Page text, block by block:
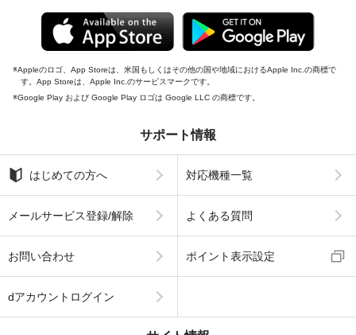
Appleのロゴ、App Storeは、米国もしくはその他の国や地域におけるApple Inc.の商標で
す。App Storeは、Apple Inc.のサービスマークです。
Google Play および Google Play ロゴは Google LLC の商標です。
サポート情報
はじめての方へ 対応機種一覧
メールサービス登録/解除 よくある質問
お問い合わせ ポイント表示設定
dアカウントログイン